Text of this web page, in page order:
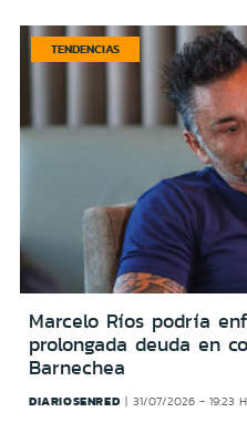
TENDENCIAS
Marcelo Ríos podría
prolongada deuda en
Barnechea
DIARIOSENRED 31/07/2026 - 19:23